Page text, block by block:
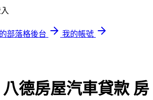
部落格後台
我的帳號
德房屋汽車貸款 房